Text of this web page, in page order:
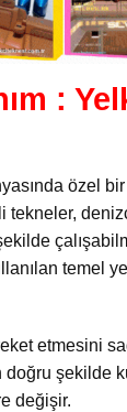
:
özel
temel
etmesini
şekilde
değişir.